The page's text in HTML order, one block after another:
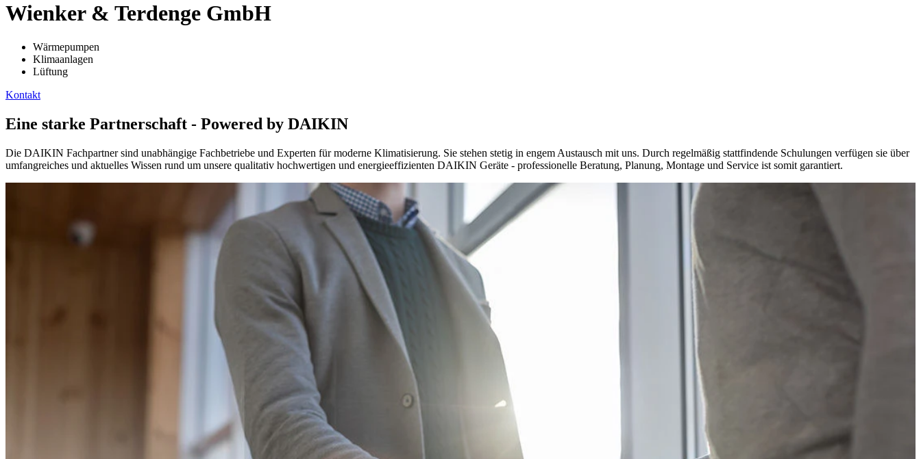
Wienker & Terdenge GmbH
Wärmepumpen
Klimaanlagen
Lüftung
Kontakt
Eine starke Partnerschaft - Powered by DAIKIN
Die DAIKIN Fachpartner sind unabhängige Fachbetriebe und Experten für moderne Klimatisierung. Sie stehen stetig in engem Austausch mit uns. Durch regelmäßig stattfindende Schulungen verfügen sie über
umfangreiches und aktuelles Wissen rund um unsere qualitativ hochwertigen und energieeffizienten DAIKIN Geräte - professionelle Beratung, Planung, Montage und Service ist somit garantiert.